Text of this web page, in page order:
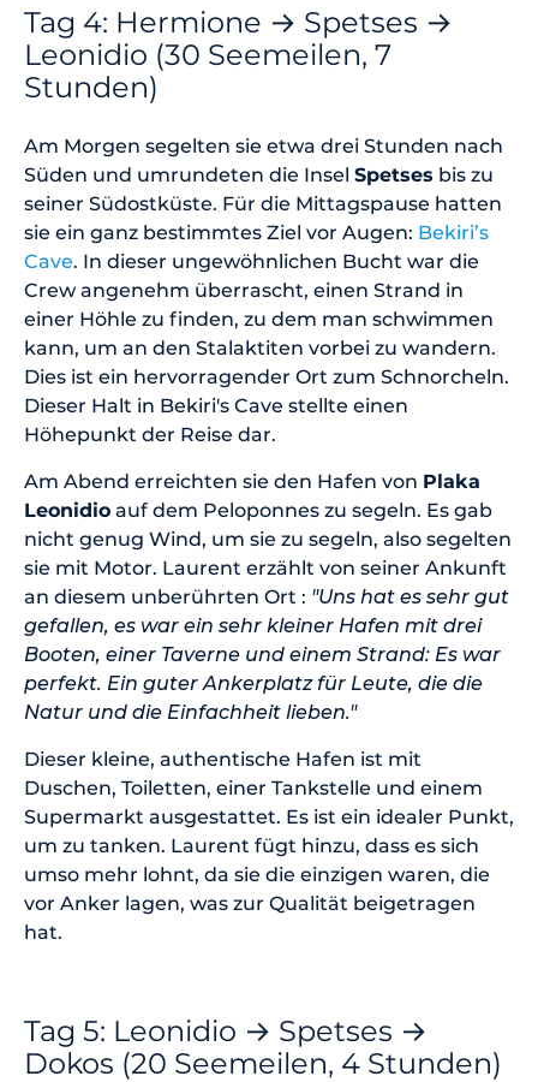
Tag 4: Hermione → Spetses →
Leonidio (30 Seemeilen, 7
Stunden)
Am Morgen segelten sie etwa drei Stunden nach
Süden und umrundeten die Insel Spetses bis zu
seiner Südostküste. Für die Mittagspause hatten
sie ein ganz bestimmtes Ziel vor Augen: Bekiri’s
Cave. In dieser ungewöhnlichen Bucht war die
Crew angenehm überrascht, einen Strand in
einer Höhle zu finden, zu dem man schwimmen
kann, um an den Stalaktiten vorbei zu wandern.
Dies ist ein hervorragender Ort zum Schnorcheln.
Dieser Halt in Bekiri's Cave stellte einen
Höhepunkt der Reise dar.
Am Abend erreichten sie den Hafen von Plaka
Leonidio auf dem Peloponnes zu segeln. Es gab
nicht genug Wind, um sie zu segeln, also segelten
sie mit Motor. Laurent erzählt von seiner Ankunft
an diesem unberührten Ort : "Uns hat es sehr gut
gefallen, es war ein sehr kleiner Hafen mit drei
Booten, einer Taverne und einem Strand: Es war
perfekt. Ein guter Ankerplatz für Leute, die die
Natur und die Einfachheit lieben."
Dieser kleine, authentische Hafen ist mit
Duschen, Toiletten, einer Tankstelle und einem
Supermarkt ausgestattet. Es ist ein idealer Punkt,
um zu tanken. Laurent fügt hinzu, dass es sich
umso mehr lohnt, da sie die einzigen waren, die
vor Anker lagen, was zur Qualität beigetragen
hat.
Tag 5: Leonidio → Spetses →
Dokos (20 Seemeilen, 4 Stunden)